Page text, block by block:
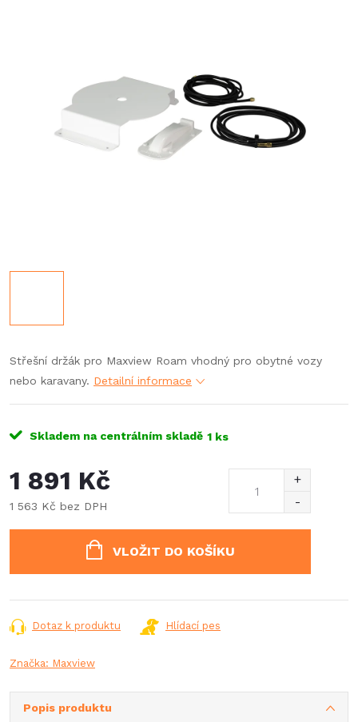
Střešní držák pro Maxview Roam vhodný pro obytné vozy
nebo karavany. Detailní informace
Skladem na centrálním skladě 1 ks
1 891 Kč
1 563 Kč bez DPH
VLOŽIT DO KOŠÍKU
Dotaz k produktu Hlídací pes
Značka: Maxview
Popis produktu